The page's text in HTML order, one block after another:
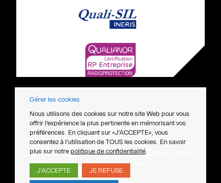
Copyright © 2021 HISA Ingénierie -Mentions légales
Politique de confidentialité-Gérer les cookies
Conception & réalisation
Gérer les cookies
Nous utilisons des cookies sur notre site Web pour vous
offrir l'expérience la plus pertinente en mémorisant vos
préférences. En cliquant sur «J'ACCEPTE», vous
consentez à l'utilisation de TOUS les cookies. En savoir
plus sur notre politique de confidentialité.
J'ACCEPTE JE REFUSE